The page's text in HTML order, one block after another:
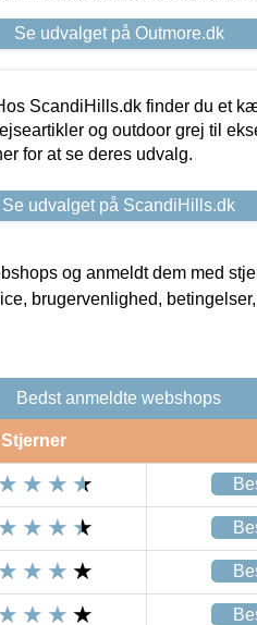
Se udvalget på Outmore.dk
ScandiHills.dk finder du et
og outdoor grej til
for at se deres udvalg.
Se udvalget på ScandiHills.dk
og anmeldt dem med
brugervenlighed,
Bedst anmeldte webshops
Stjerner